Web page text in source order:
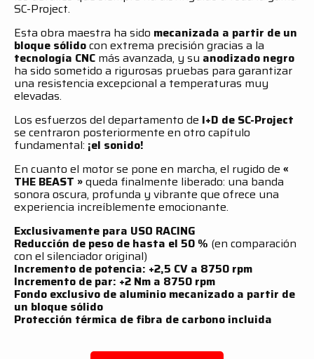
SC-Project.
Esta obra maestra ha sido mecanizada a partir de un
bloque sólidocon extrema precisión gracias a la
tecnología CNC más avanzada, y su anodizado negro
ha sido sometido a rigurosas pruebas para garantizar
una resistencia excepcional a temperaturas muy
elevadas.
Los esfuerzos del departamento de I+D de SC-Project
se centraron posteriormente en otro capítulo
fundamental: ¡el sonido!
En cuanto el motor se pone en marcha, el rugido de «
THE BEAST »queda finalmente liberado: una banda
sonora oscura, profunda y vibrante que ofrece una
experiencia increíblemente emocionante.
Exclusivamente para USO RACING
Reducción de peso de hasta el 50 % (en comparación
con el silenciador original)
Incremento de potencia: +2,5 CV a 8750 rpm
Incremento de par: +2 Nm a 8750 rpm
Fondo exclusivo de aluminio mecanizado a partir de
un bloque sólido
Protección térmica de fibra de carbono incluida